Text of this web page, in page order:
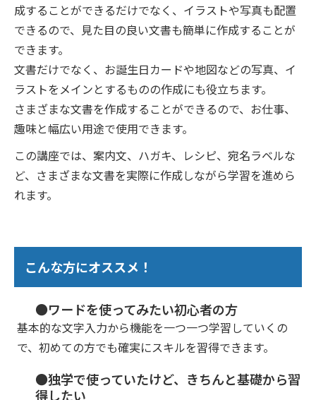
成することができるだけでなく、イラストや写真も配置
できるので、見た目の良い文書も簡単に作成することが
できます。
文書だけでなく、お誕生日カードや地図などの写真、イ
ラストをメインとするものの作成にも役立ちます。
さまざまな文書を作成することができるので、お仕事、
趣味と幅広い用途で使用できます。
この講座では、案内文、ハガキ、レシピ、宛名ラベルな
ど、さまざまな文書を実際に作成しながら学習を進めら
れます。
こんな方にオススメ！
●ワードを使ってみたい初心者の方
基本的な文字入力から機能を一つ一つ学習していくの
で、初めての方でも確実にスキルを習得できます。
●独学で使っていたけど、きちんと基礎から習
得したい